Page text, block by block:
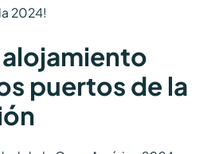
2024!
alojamiento
puertos de la